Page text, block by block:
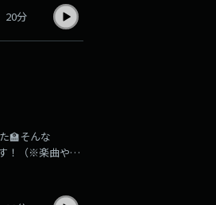
ットリスト全て
お届けしま
20分
🏫そんな
！（※楽曲や弾
に、水曜・木
リスナー生徒か